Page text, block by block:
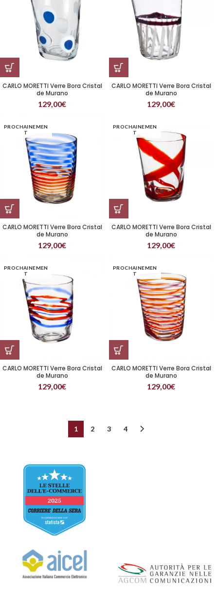
CARLO MORETTI Verre Bora Cristal
de Murano
129,00€
CARLO MORETTI Verre Bora Cristal
de Murano
129,00€
PROCHAINEMEN
T
CARLO MORETTI Verre Bora Cristal
de Murano
129,00€
PROCHAINEMEN
T
CARLO MORETTI Verre Bora Cristal
de Murano
129,00€
PROCHAINEMEN
T
CARLO MORETTI Verre Bora Cristal
de Murano
129,00€
PROCHAINEMEN
T
CARLO MORETTI Verre Bora Cristal
de Murano
129,00€
1 2 3 4